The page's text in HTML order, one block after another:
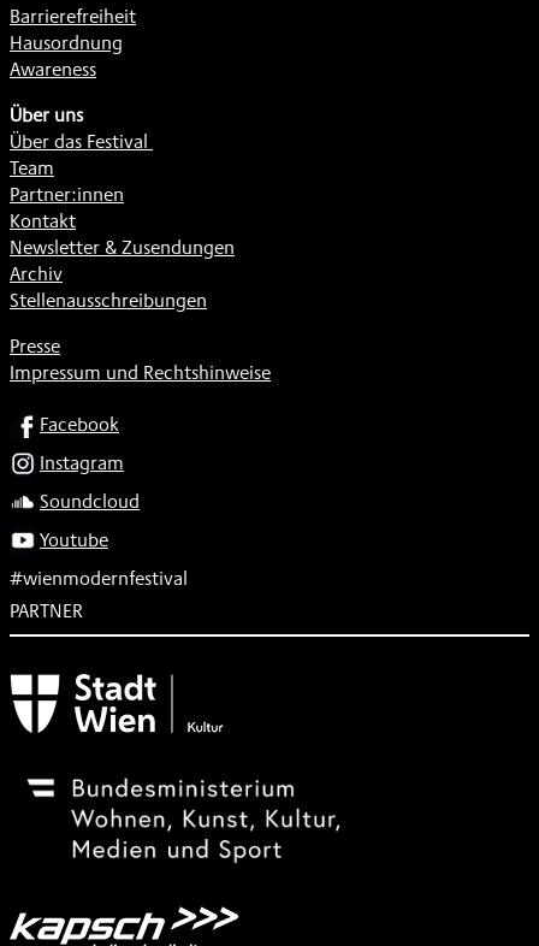
Barrierefreiheit
Hausordnung
Awareness
Über uns
Über das Festival
Team
Partner:innen
Kontakt
Newsletter & Zusendungen
Archiv
Stellenausschreibungen
Presse
Impressum und Rechtshinweise
SOCIALFacebook
Instagram
Soundcloud
Youtube
#wienmodernfestival
PARTNER
Subventionsgeber